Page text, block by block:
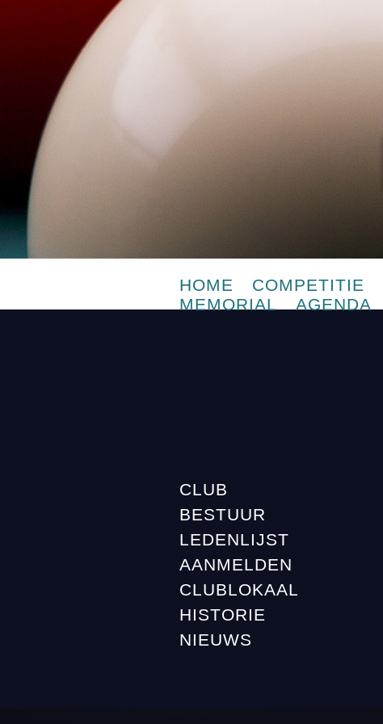
HOME COMPETITIE
MEMORIAL
AGENDA
CLUB
BESTUUR
LEDENLIJST
AANMELDEN
CLUBLOKAAL
HISTORIE
NIEUWS